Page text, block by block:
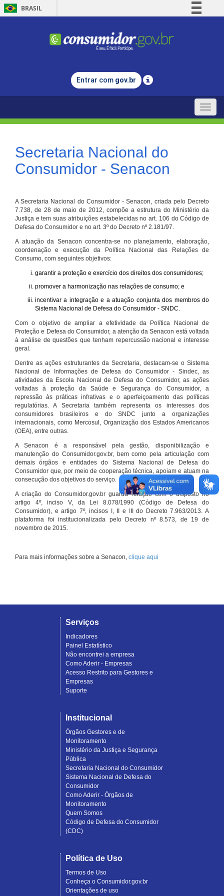
BRASIL
Comunica BR
Legislação
Entrar com gov.br
Toggle
Secretaria Nacional do
Consumidor - Senacon
A Secretaria Nacional do Consumidor - Senacon, criada pelo Decreto
7.738, de 28 de maio de 2012, compõe a estrutura do Ministério da
Justiça e tem suas atribuições estabelecidas no art. 106 do Código de
Defesa do Consumidor e no art. 3º do Decreto nº 2.181/97.
A atuação da Senacon concentra-se no planejamento, elaboração,
coordenação e execução da Política Nacional das Relações de
Consumo, com seguintes objetivos:
garantir a proteção e exercício dos direitos dos consumidores;
promover a harmonização nas relações de consumo; e
incentivar a integração e a atuação conjunta dos membros do
Sistema Nacional de Defesa do Consumidor - SNDC.
Com o objetivo de ampliar a efetividade da Política Nacional de
Proteção e Defesa do Consumidor, a atenção da Senacon está voltada
à análise de questões que tenham repercussão nacional e interesse
geral.
Dentre as ações estruturantes da Secretaria, destacam-se o Sistema
Nacional de Informações de Defesa do Consumidor - Sindec, as
atividades da Escola Nacional de Defesa do Consumidor, as ações
voltadas à proteção da Saúde e Segurança do Consumidor, a
repressão às práticas infrativas e o aperfeiçoamento das políticas
regulatórias. A Secretaria também representa os interesses dos
consumidores brasileiros e do SNDC junto a organizações
internacionais, como Mercosul, Organização dos Estados Americanos
(OEA), entre outras.
A Senacon é a responsável pela gestão, disponibilização e
manutenção do Consumidor.gov.br, bem como pela articulação com
demais órgãos e entidades do Sistema Nacional de Defesa do
Consumidor que, por meio de cooperação técnica, apoiam e atuam na
consecução dos objetivos do serviço.
A criação do Consumidor.gov.br guarda relação com o disposto no
artigo 4º, inciso V, da Lei 8.078/1990 (Código de Defesa do
Consumidor), e artigo 7º, incisos I, II e III do Decreto 7.963/2013. A
plataforma foi institucionalizada pelo Decreto nº 8.573, de 19 de
novembro de 2015.
Para mais informações sobre a Senacon, clique aqui
Serviços
Indicadores
Painel Estatístico
Não encontrei a empresa
Como Aderir - Empresas
Acesso Restrito para Gestores e
Empresas
Suporte
Institucional
Órgãos Gestores e de
Monitoramento
Ministério da Justiça e Segurança
Pública
Secretaria Nacional do Consumidor
Sistema Nacional de Defesa do
Consumidor
Como Aderir - Órgãos de
Monitoramento
Quem Somos
Código de Defesa do Consumidor
(CDC)
Política de Uso
Termos de Uso
Conheça o Consumidor.gov.br
Orientações de uso